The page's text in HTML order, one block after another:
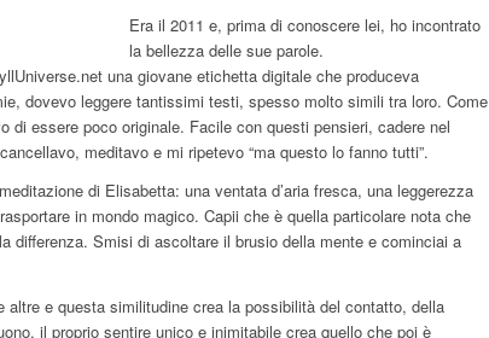
Era il 2011 e, prima di conoscere lei, ho incontrato
la bellezza delle sue parole.
una giovane etichetta digitale che produceva
dovevo leggere tantissimi testi, spesso molto simili tra loro. Come
di essere poco originale. Facile con questi pensieri, cadere nel
meditavo e mi ripetevo “ma questo lo fanno tutti”.
di Elisabetta: una ventata d’aria fresca, una leggerezza
in mondo magico. Capii che è quella particolare nota che
differenza. Smisi di ascoltare il brusio della mente e cominciai a
altre e questa similitudine crea la possibilità del contatto, della
il proprio sentire unico e inimitabile crea quello che poi è